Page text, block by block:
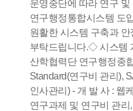
운영중단에 따라 연구
연구행정통합시스템 도
원활한 시스템 구축과
부탁드립니다.◇ 시스템
산학협력단 연구행정종
Standard(연구비 관리),
인사관리) - 개 발 사 : 웹
연구과제 및 연구비 관리